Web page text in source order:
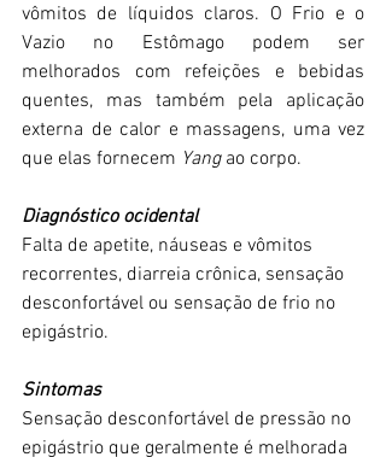
vômitos de líquidos claros. O Frio e o
Vazio no Estômago podem ser
melhorados com refeições e bebidas
quentes, mas também pela aplicação
externa de calor e massagens, uma vez
que elas fornecem Yang ao corpo.
Diagnóstico ocidental
Falta de apetite, náuseas e vômitos
recorrentes, diarreia crônica, sensação
desconfortável ou sensação de frio no
epigástrio.
Sintomas
Sensação desconfortável de pressão no
epigástrio que geralmente é melhorada